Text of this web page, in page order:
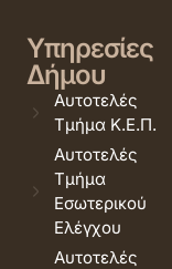
Υπηρεσίες
Δήμου
Αυτοτελές
Τμήμα Κ.Ε.Π.
Αυτοτελές
Τμήμα
Εσωτερικού
Ελέγχου
Αυτοτελές